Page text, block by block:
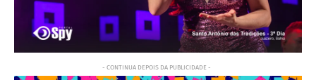
- CONTINUA DEPOIS DA PUBLICIDADE -